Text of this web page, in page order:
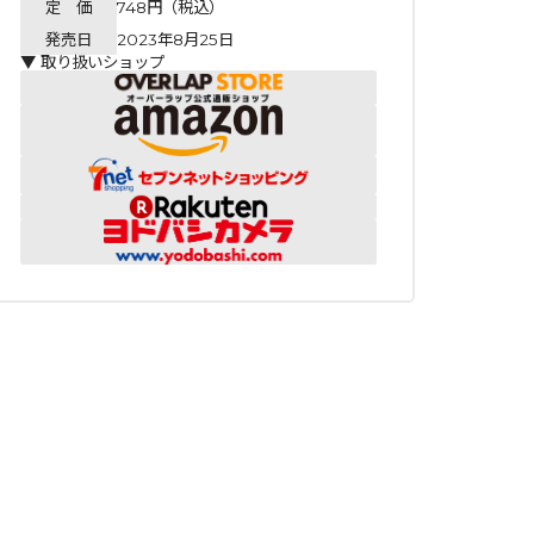
定 価
748円（税込）
発売日
2023年8月25日
▼ 取り扱いショップ